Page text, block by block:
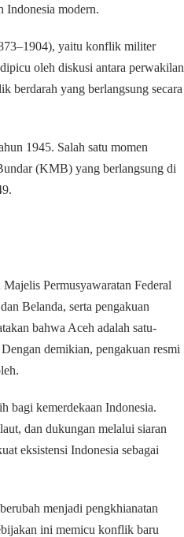
Indonesia modern.
yaitu konflik militer
oleh diskusi antara perwakilan
berdarah yang berlangsung secara
1945. Salah satu momen
(KMB) yang berlangsung di
Permusyawaratan Federal
Belanda, serta pengakuan
bahwa Aceh adalah satu-
demikian, pengakuan resmi
bagi kemerdekaan Indonesia.
dan dukungan melalui siaran
eksistensi Indonesia sebagai
menjadi pengkhianatan
ini memicu konflik baru